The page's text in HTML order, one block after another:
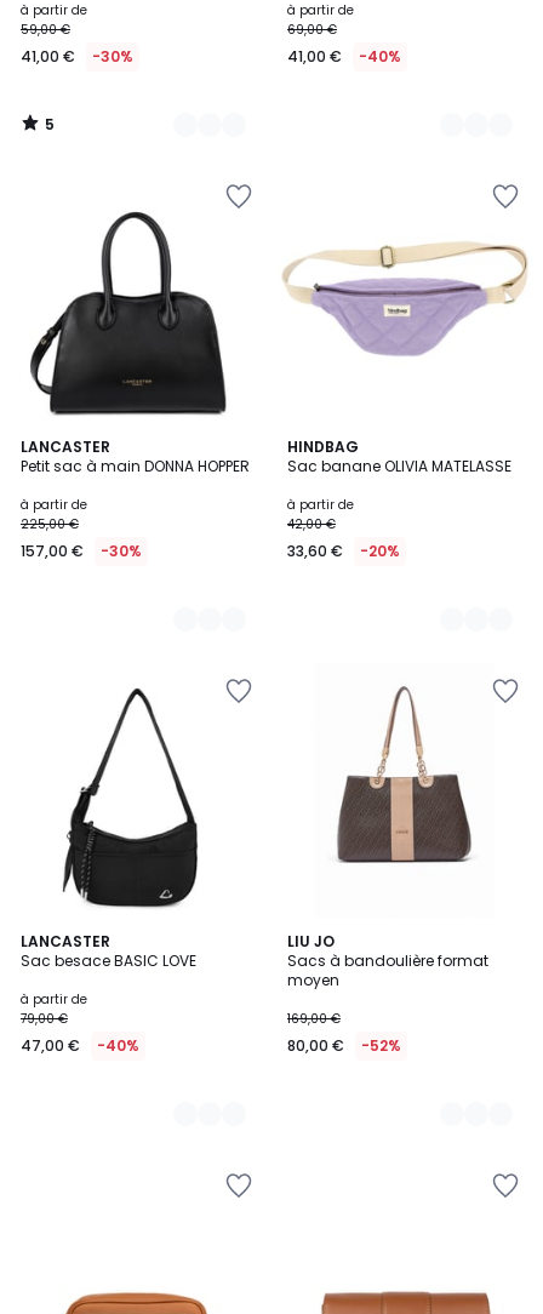
à partir de
59,00 €
41,00 € -30%
5
/
à partir de
69,00 €
41,00 € -40%
LANCASTER
Petit sac à main DONNA HOPPER
à partir de
225,00 €
157,00 € -30%
8
Couleurs
HINDBAG
Sac banane OLIVIA MATELASSE
à partir de
42,00 €
33,60 € -20%
14
Couleurs
LANCASTER
Sac besace BASIC LOVE
à partir de
79,00 €
47,00 € -40%
5
Couleurs
LIU JO
Sacs à bandoulière format
moyen
169,00 €
80,00 € -52%
2
Couleurs